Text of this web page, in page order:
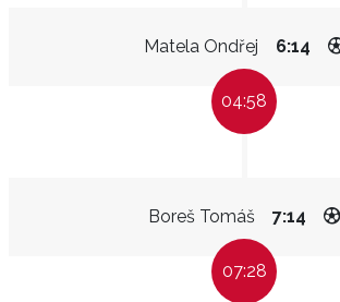
Matela Ondřej 6:14
04:58
Boreš Tomáš 7:14
07:28